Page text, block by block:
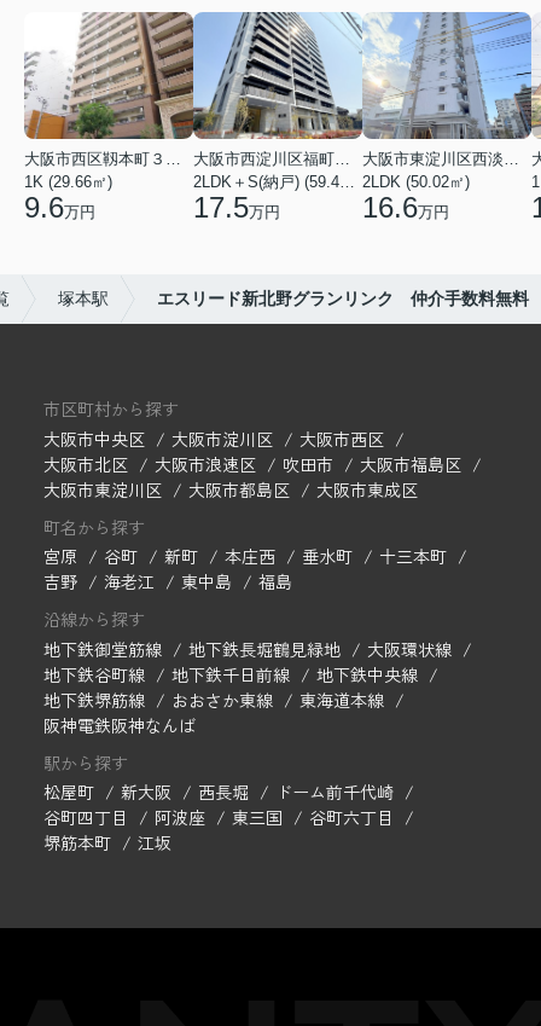
大阪市西区靱本町３丁目
1K (29.66㎡)
9.6万円
大阪市西淀川区福町２丁目
2LDK＋S(納戸) (59.48㎡)
17.5万円
大阪市東淀川区西淡路１丁目
2LDK (50.02㎡)
16.6万円
塚本駅 エスリード新北野グランリンク 仲介手数料無料
市区町村から探す
大阪市中央区
大阪市淀川区
大阪市西区
大阪市北区
大阪市浪速区 吹田市
大阪市福島区
大阪市東淀川区
大阪市都島区
大阪市東成区
町名から探す
宮原
谷町 新町 本庄西 垂水町
十三本町
吉野
海老江 東中島
福島
沿線から探す
地下鉄御堂筋線
地下鉄長堀鶴見緑地
大阪環状線
地下鉄谷町線
地下鉄千日前線
地下鉄中央線
地下鉄堺筋線
おおさか東線
東海道本線
阪神電鉄阪神なんば
駅から探す
松屋町
新大阪 西長堀
ドーム前千代崎
谷町四丁目
阿波座 東三国
谷町六丁目
堺筋本町
江坂